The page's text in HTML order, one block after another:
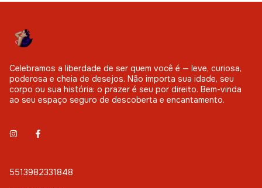
Celebramos a liberdade de ser quem você é — leve, curiosa,
poderosa e cheia de desejos. Não importa sua idade, seu
corpo ou sua história: o prazer é seu por direito. Bem-vinda
ao seu espaço seguro de descoberta e encantamento.
5513982331848